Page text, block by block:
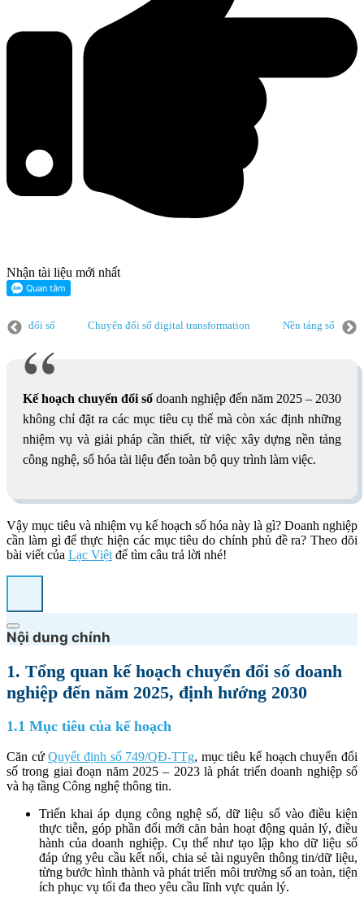
Nhận tài liệu mới nhất
Chuyển đổi số digital transformation Nền tảng số
Chuyển
đoạn chuyển đổi số
Chỉ số đánh giá mức độ chuyển đổi số doanh
Kế hoạch chuyển đổi số doanh nghiệp đến năm 2025 – 2030
không chỉ đặt ra các mục tiêu cụ thể mà còn xác định những
nhiệm vụ và giải pháp cần thiết, từ việc xây dựng nền tảng
công nghệ, số hóa tài liệu đến toàn bộ quy trình làm việc.
Vậy mục tiêu và nhiệm vụ kế hoạch số hóa này là gì? Doanh nghiệp
cần làm gì để thực hiện các mục tiêu do chính phủ đề ra? Theo dõi
bài viết của Lạc Việtđể tìm câu trả lời nhé!
Nội dung chính
1. Tổng quan kế hoạch chuyển đổi số doanh
nghiệp đến năm 2025, định hướng 2030
1.1 Mục tiêu của kế hoạch
Căn cứ Quyết định số 749/QĐ-TTg, mục tiêu kế hoạch chuyển đổi
số trong giai đoạn năm 2025 – 2023 là phát triển doanh nghiệp số
và hạ tầng Công nghệ thông tin.
Triển khai áp dụng công nghệ số, dữ liệu số vào điều kiện
thực tiễn, góp phần đổi mới căn bản hoạt động quản lý, điều
hành của doanh nghiệp. Cụ thể như tạo lập kho dữ liệu số
đáp ứng yêu cầu kết nối, chia sẻ tài nguyên thông tin/dữ liệu,
từng bước hình thành và phát triển môi trường số an toàn, tiện
ích phục vụ tối đa theo yêu cầu lĩnh vực quản lý.